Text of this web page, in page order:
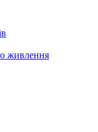
живлення